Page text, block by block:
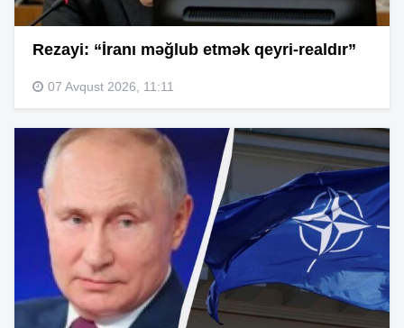
Rezayi: “İranı məğlub etmək qeyri-realdır”
07 Avqust 2026, 11:11